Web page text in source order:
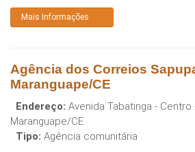
Mais Informações
Agência dos Correios
Maranguape/CE
Endereço: Avenida Tabatinga - Centro
Maranguape/CE
Tipo: Agência comunitária